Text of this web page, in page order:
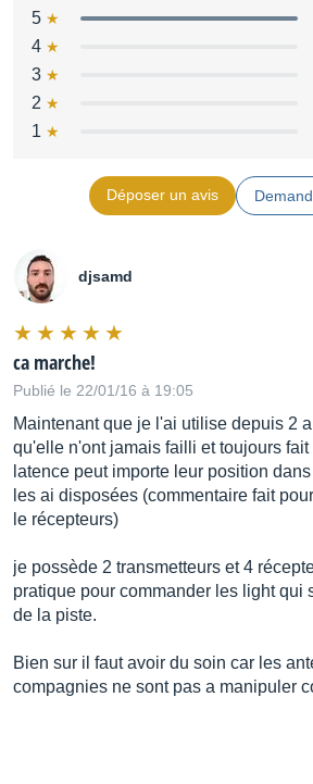
5
4
3
2
1
Déposer un avis
djsamd
ca marche!
Publié le 22/01/16 à 19:05
Maintenant que je l'ai utilise depuis 2
qu'elle n'ont jamais failli et toujours
latence peut importe leur position
les ai disposées (commentaire fait
le récepteurs)
je possède 2 transmetteurs et 4
pratique pour commander les light qui
de la piste.
Bien sur il faut avoir du soin car les
compagnies ne sont pas a manipuler